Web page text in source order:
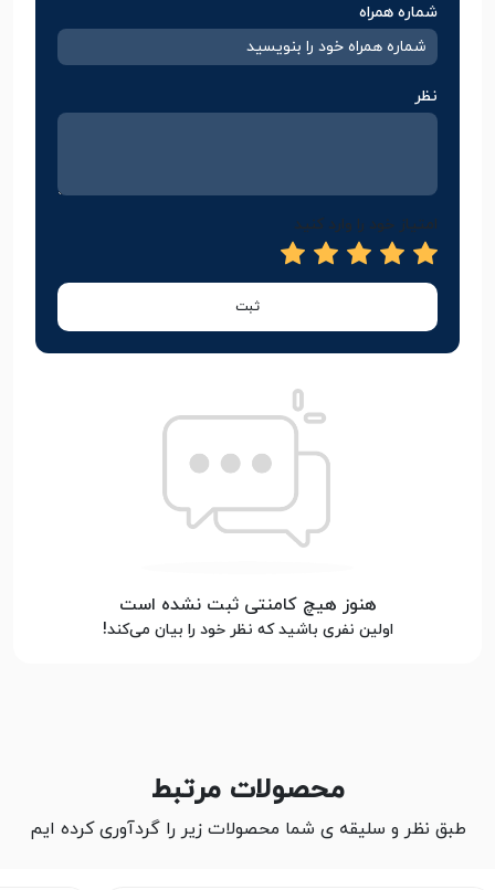
شماره همراه
نظر
امتیاز خود را وارد کنید
ثبت
هنوز هیچ کامنتی ثبت نشده است
اولین نفری باشید که نظر خود را بیان می‌کند!
محصولات مرتبط
طبق نظر و سلیقه ی شما محصولات زیر را گردآوری کرده ایم